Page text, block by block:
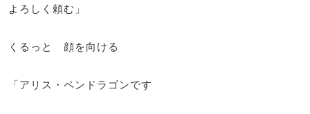
よろしく頼む」
くるっと 顔を向ける
「アリス・ペンドラゴンです